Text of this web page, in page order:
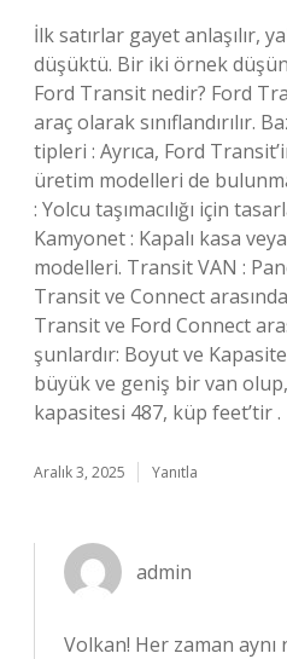
İlk satırlar gayet anlaşılır,
düşüktü. Bir iki örnek
Ford Transit nedir? Ford
araç olarak sınıflandırılır.
tipleri : Ayrıca, Ford
üretim modelleri de
: Yolcu taşımacılığı için
Kamyonet : Kapalı kasa
modelleri. Transit VAN :
Transit ve Connect
Transit ve Ford Connect
şunlardır: Boyut ve
büyük ve geniş bir van
kapasitesi 487, küp feet’tir .
Aralık 3, 2025 Yanıtla
admin
Volkan! Her zaman